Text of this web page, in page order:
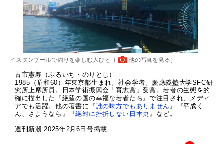
イスタンブールで釣りを楽しむ人びと（ 他の写真を見る ）
古市憲寿（ふるいち・のりとし）
1985（昭和60）年東京都生まれ。社会学者。慶應義塾大学SFC研
究所上席所員。日本学術振興会「育志賞」受賞。若者の生態を的
確に描出した『絶望の国の幸福な若者たち』で注目され、メディ
アでも活躍。他の著書に『誰の味方でもありません 』『平成く
ん、さようなら』『絶対に挫折しない日本史 』など。
週刊新潮 2025年2月6日号掲載